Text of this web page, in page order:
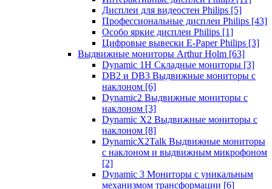
Дисплеи для видеостен Philips [5]
Профессиональные дисплеи Philips [43]
Особо яркие дисплеи Philips [1]
Цифровые вывески E-Paper Philips [3]
Выдвижные мониторы Arthur Holm [63]
Dynamic 1Н Складные мониторы [3]
DB2 и DB3 Выдвижные мониторы с
наклоном [6]
Dynamic2 Выдвижные мониторы с
наклоном [3]
Dynamic X2 Выдвижные мониторы с
наклоном [8]
DynamicX2Talk Выдвижные мониторы
с наклоном и выдвижным микрофоном
[2]
Dynamic 3 Мониторы с уникальным
механизмом трансформации [6]